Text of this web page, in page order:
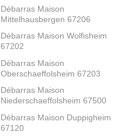
Débarras Maison
Mittelhausbergen 67206
Débarras Maison Wolfisheim
67202
Débarras Maison
Oberschaeffolsheim 67203
Débarras Maison
Niederschaeffolsheim 67500
Débarras Maison Duppigheim
67120